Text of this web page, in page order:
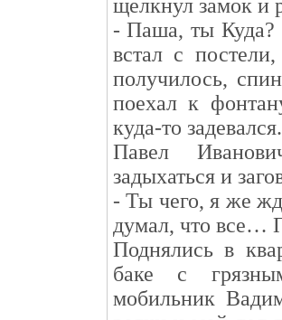
щелкнул замок и
- Паша, ты Куда?
встал с
получилось,
поехал к
куда-то
Павел
задыхаться и
- Ты чего, я же
думал, что все…
Поднялись в
баке с
мобильник